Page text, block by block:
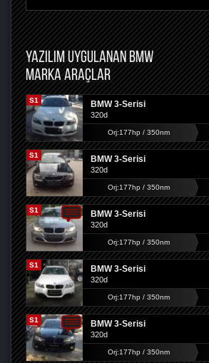
YAZILIM UYGULANAN BMW
MARKA ARAÇLAR
S1 BMW 3-Serisi
320d
Orj:177hp / 350nm
S1 BMW 3-Serisi
320d
Orj:177hp / 350nm
S1 BMW 3-Serisi
320d
Orj:177hp / 350nm
S1 BMW 3-Serisi
320d
Orj:177hp / 350nm
S1 BMW 3-Serisi
320d
Orj:177hp / 350nm